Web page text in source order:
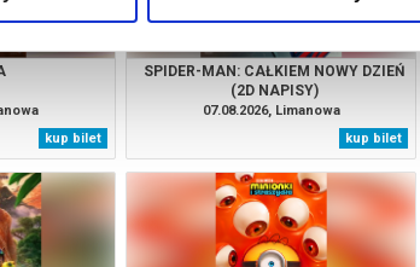
kup bilet
SPIDER-MAN: CAŁKIEM NOWY DZIEŃ
(2D NAPISY)
07.08.2026, Limanowa
kup bilet